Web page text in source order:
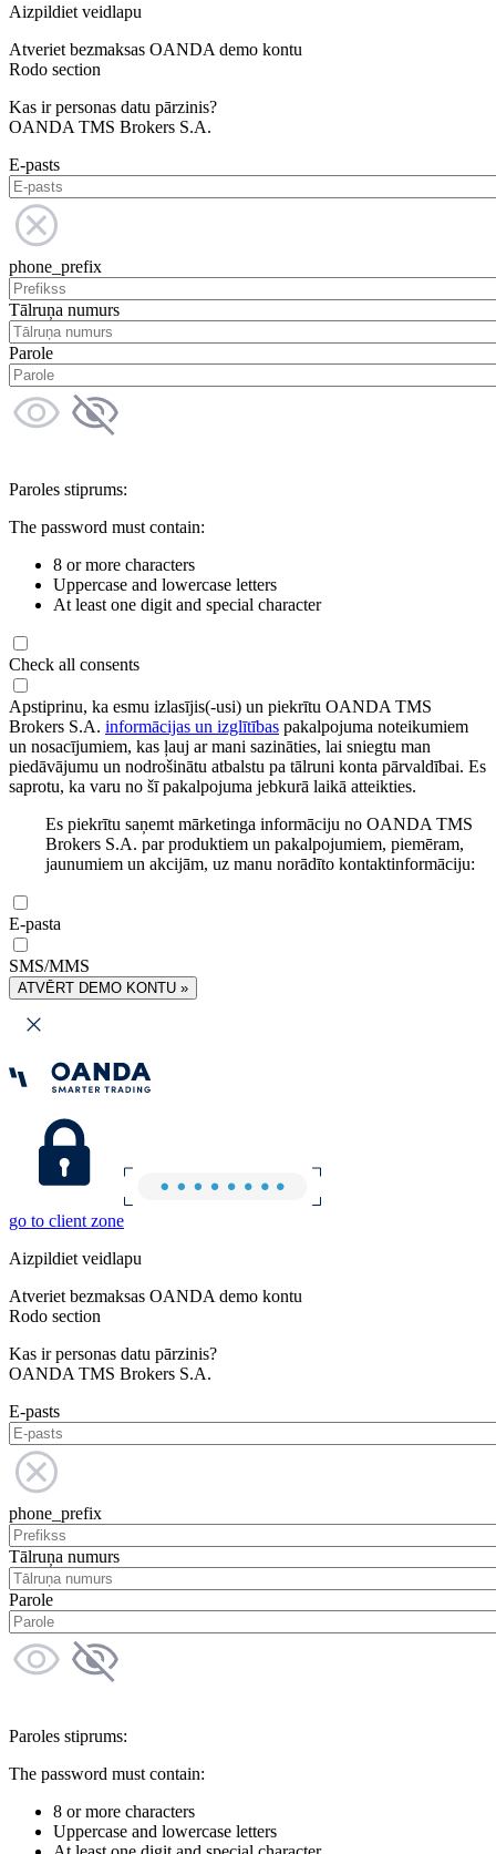
Aizpildiet veidlapu
Atveriet bezmaksas OANDA demo kontu
Rodo section
Kas ir personas datu pārzinis?
OANDA TMS Brokers S.A.
E-pasts
phone_prefix
Tālruņa numurs
Parole
Paroles stiprums:
The password must contain:
8 or more characters
Uppercase and lowercase letters
At least one digit and special character
Check all consents
Apstiprinu, ka esmu izlasījis(-usi) un piekrītu OANDA TMS
Brokers S.A. informācijas un izglītības pakalpojuma noteikumiem
un nosacījumiem, kas ļauj ar mani sazināties, lai sniegtu man
piedāvājumu un nodrošinātu atbalstu pa tālruni konta pārvaldībai. Es
saprotu, ka varu no šī pakalpojuma jebkurā laikā atteikties.
Es piekrītu saņemt mārketinga informāciju no OANDA TMS
Brokers S.A. par produktiem un pakalpojumiem, piemēram,
jaunumiem un akcijām, uz manu norādīto kontaktinformāciju:
E-pasta
SMS/MMS
ATVĒRT DEMO KONTU »
go to client zone
Aizpildiet veidlapu
Atveriet bezmaksas OANDA demo kontu
Rodo section
Kas ir personas datu pārzinis?
OANDA TMS Brokers S.A.
E-pasts
phone_prefix
Tālruņa numurs
Parole
Paroles stiprums:
The password must contain:
8 or more characters
Uppercase and lowercase letters